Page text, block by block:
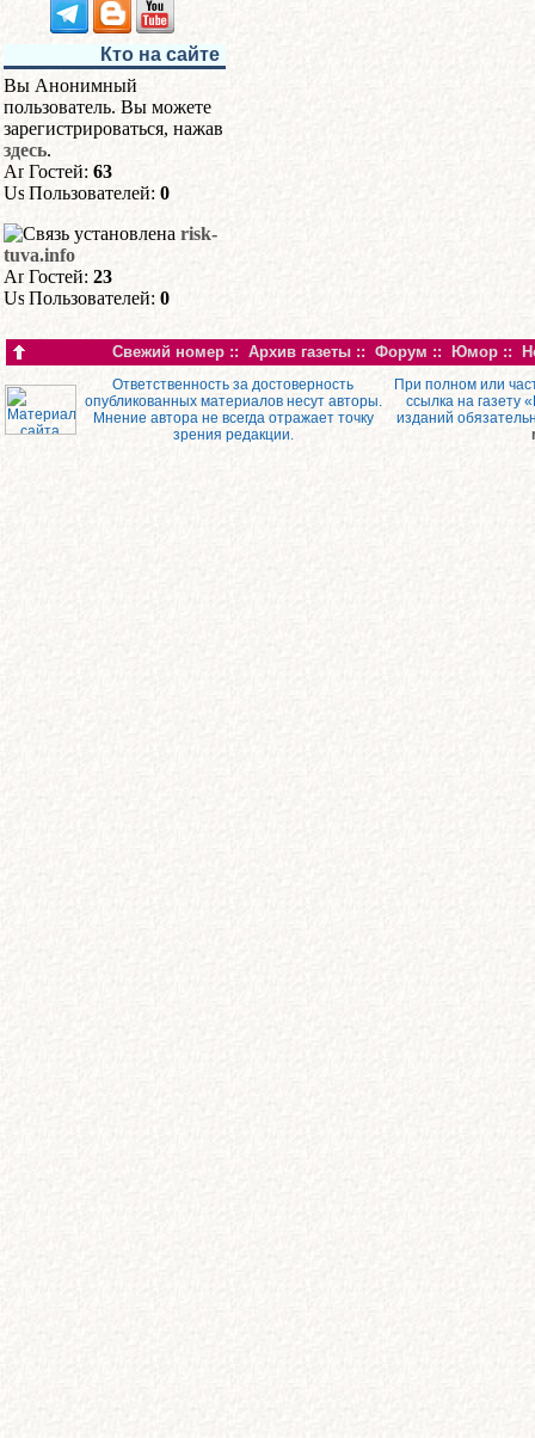
Кто на сайте
Вы Анонимный
пользователь. Вы можете
зарегистрироваться, нажав
здесь.
Гостей: 63
Пользователей: 0
risk-
tuva.info
Гостей: 23
Пользователей: 0
Свежий номер :: Архив газеты :: Форум :: Юмор ::
Ответственность за достоверность
опубликованных материалов несут авторы.
Мнение автора не всегда отражает точку
зрения редакции.
При полном или
ссылка на газету
изданий